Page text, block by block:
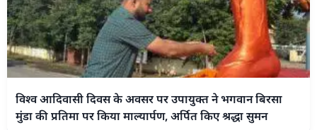
विश्व आदिवासी दिवस के अवसर पर उपायुक्त ने भगवान बिरसा
मुंडा की प्रतिमा पर किया माल्यार्पण, अर्पित किए श्रद्धा सुमन